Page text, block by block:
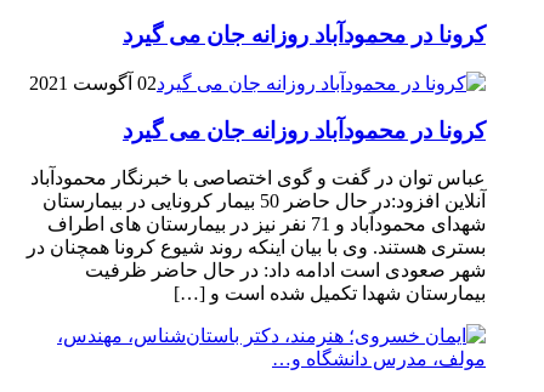
کرونا در محمودآباد روزانه جان می گیرد
02 آگوست 2021
کرونا در محمودآباد روزانه جان می گیرد
عباس توان در گفت و گوی اختصاصی با خبرنگار محمودآباد
آنلاین افزود:در حال حاضر 50 بیمار کرونایی در بیمارستان
شهدای محمودآباد و 71 نفر نیز در بیمارستان های اطراف
بستری هستند. وی با بیان اینکه روند شیوع کرونا همچنان در
شهر صعودی است ادامه داد: در حال حاضر ظرفیت
بیمارستان شهدا تکمیل شده است و […]